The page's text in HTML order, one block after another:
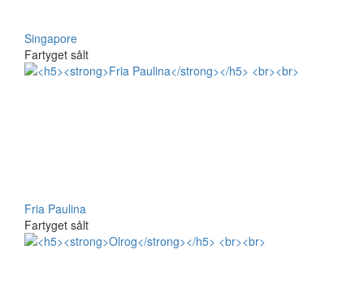
Singapore
Fartyget sålt
Fria Paulina
Fartyget sålt